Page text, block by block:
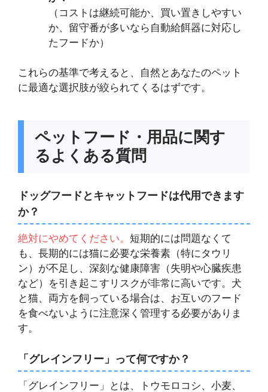
（コストは継続可能か、買い置きしやすい
か、留守番が多いなら自動給餌器に対応し
たフードか）
これらの基準で考えると、自然とあなたのペット
に最適な選択肢が絞られてくるはずです。
ペットフード・用品に関す
るよくある質問
ドッグフードとキャットフードは代用できます
か？
絶対にやめてください。 短期的には問題なくて
も、長期的には猫に必要な栄養素（特にタウリ
ン）が不足し、深刻な健康障害（失明や心臓疾患
など）を引き起こすリスクが非常に高いです。犬
と猫、両方を飼っている場合は、お互いのフード
を食べないように注意深く管理する必要がありま
す。
「グレインフリー」って何ですか？
「グレインフリー」とは、トウモロコシ、小麦、